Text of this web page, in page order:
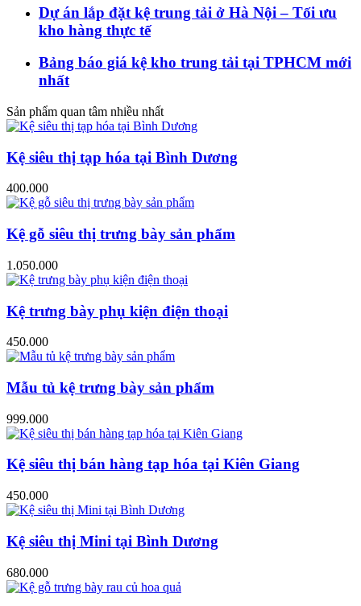
Dự án lắp đặt kệ trung tải ở Hà Nội – Tối ưu
kho hàng thực tế
Bảng báo giá kệ kho trung tải tại TPHCM mới
nhất
Sản phẩm quan tâm nhiều nhất
Kệ siêu thị tạp hóa tại Bình Dương
400.000
Kệ gỗ siêu thị trưng bày sản phẩm
1.050.000
Kệ trưng bày phụ kiện điện thoại
450.000
Mẫu tủ kệ trưng bày sản phẩm
999.000
Kệ siêu thị bán hàng tạp hóa tại Kiên Giang
450.000
Kệ siêu thị Mini tại Bình Dương
680.000